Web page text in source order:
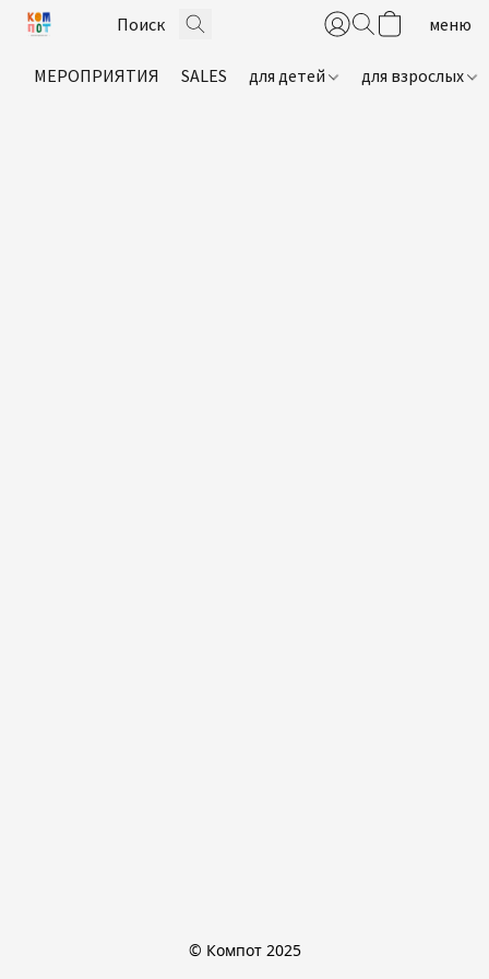
МЕРОПРИЯТИЯ SALES для детей для взрослых
© Компот 2025